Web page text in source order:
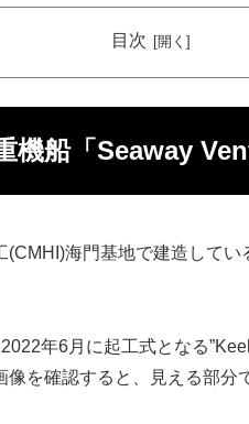
目次
機船「Seaway
海門基地で建造して
年6月に起工式となる
を確認すると、見える部